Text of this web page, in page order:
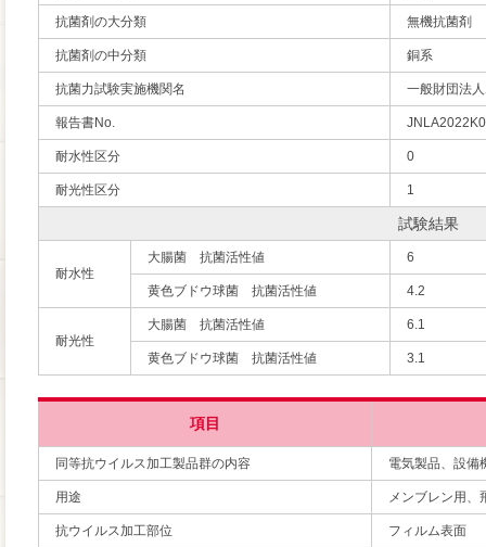
抗菌剤の大分類 無機抗菌剤
抗菌剤の中分類 銅系
抗菌力試験実施機関名 一般財団法
報告書No.
耐水性区分 0
耐光性区分 1
試験結果
耐水性
大腸菌 抗菌活性値 6
黄色ブドウ球菌 抗菌活性値 4.2
耐光性
大腸菌 抗菌活性値 6.1
黄色ブドウ球菌 抗菌活性値 3.1
項目
同等抗ウイルス加工製品群の内容 電気製品、設備
用途 メンブレン用、
抗ウイルス加工部位 フィルム表面